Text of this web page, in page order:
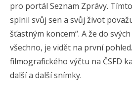
pro portál Seznam Zprávy.
splnil svůj sen a svůj život
šťastným koncem“. A že do
všechno, je vidět na první
filmografického výčtu na ČSFD
další a další snímky.